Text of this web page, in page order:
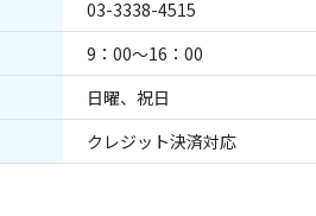
03-3338-4515
9：00～16：00
日曜、祝日
クレジット決済対応